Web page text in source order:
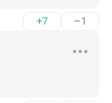
+7 –1